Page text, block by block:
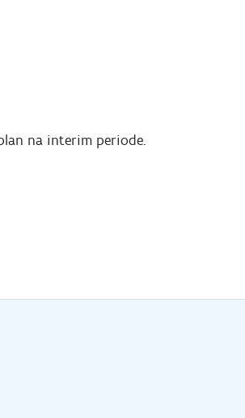
na interim periode.